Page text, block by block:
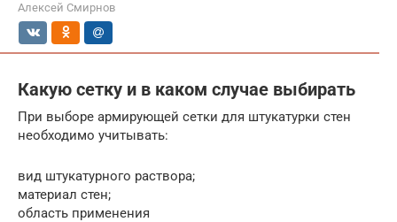
Алексей Смирнов
Какую сетку и в каком случае выбирать
При выборе армирующей сетки для штукатурки стен
необходимо учитывать:
вид штукатурного раствора;
материал стен;
область применения